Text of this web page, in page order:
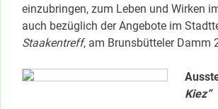
einzubringen, zum Leben und Wirken
auch bezüglich der Angebote im
Staakentreff, am Brunsbütteler Damm
Kiez”